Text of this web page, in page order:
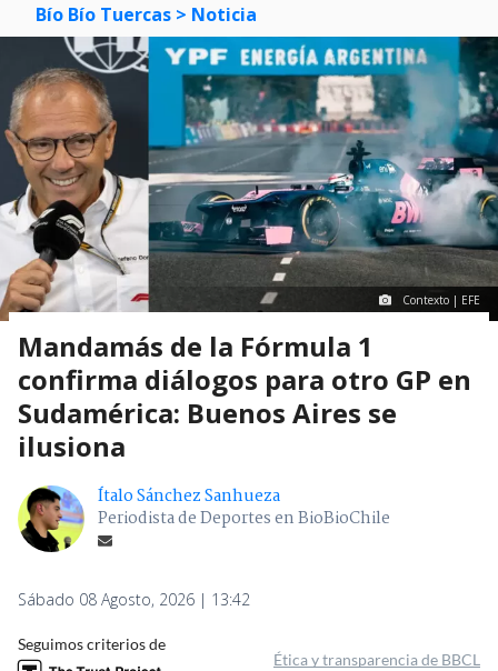
Bío Bío Tuercas > Noticia
Contexto | EFE
Mandamás de la Fórmula 1
confirma diálogos para otro GP en
Sudamérica: Buenos Aires se
ilusiona
Ítalo Sánchez Sanhueza
Periodista de Deportes en BioBioChile
Sábado 08 Agosto, 2026 | 13:42
Seguimos criterios de
Ética y transparencia de BBCL